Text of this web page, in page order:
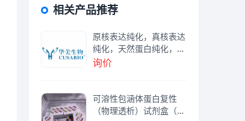
相关产品推荐
原核表达纯化，真核表达
纯化，天然蛋白纯化，包
涵体复性，蛋白鉴定
询价
可溶性包涵体蛋白复性
（物理透析）试剂盒（1